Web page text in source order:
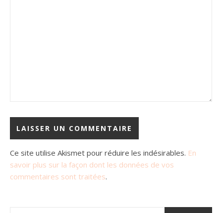
Ce site utilise Akismet pour réduire les indésirables. En
savoir plus sur la façon dont les données de vos
commentaires sont traitées.